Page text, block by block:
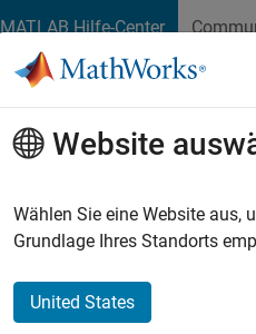
MATLAB Hilfe-Center
Website
Wählen Sie eine Website aus,
Grundlage Ihres Standorts
United States